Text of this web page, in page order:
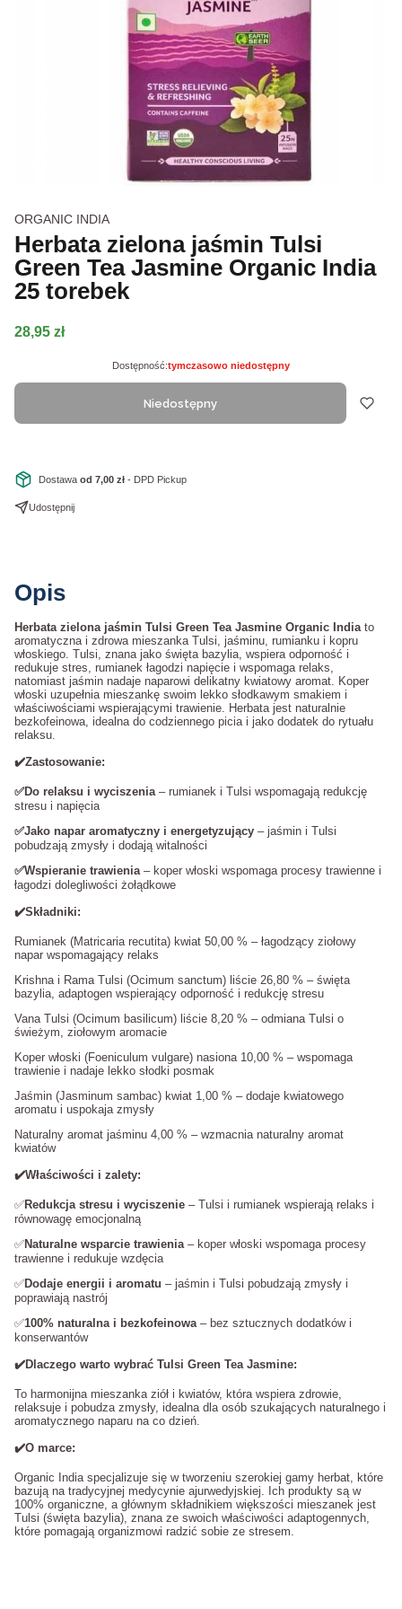
ORGANIC INDIA
Herbata zielona jaśmin Tulsi
Green Tea Jasmine Organic India
25 torebek
Cena
28,95 zł
Dostępność:tymczasowo niedostępny
Niedostępny
Dostawa od 7,00 zł - DPD Pickup
Udostępnij
Opis
Herbata zielona jaśmin Tulsi Green Tea Jasmine Organic Indiato
aromatyczna i zdrowa mieszanka Tulsi, jaśminu, rumianku i kopru
włoskiego. Tulsi, znana jako święta bazylia, wspiera odporność i
redukuje stres, rumianek łagodzi napięcie i wspomaga relaks,
natomiast jaśmin nadaje naparowi delikatny kwiatowy aromat. Koper
włoski uzupełnia mieszankę swoim lekko słodkawym smakiem i
właściwościami wspierającymi trawienie. Herbata jest naturalnie
bezkofeinowa, idealna do codziennego picia i jako dodatek do rytuału
relaksu.
✔️Zastosowanie:
✅Do relaksu i wyciszenia– rumianek i Tulsi wspomagają redukcję
stresu i napięcia
✅Jako napar aromatyczny i energetyzujący – jaśmin i Tulsi
pobudzają zmysły i dodają witalności
✅Wspieranie trawienia– koper włoski wspomaga procesy trawienne i
łagodzi dolegliwości żołądkowe
✔️Składniki:
Rumianek (Matricaria recutita) kwiat 50,00 % – łagodzący ziołowy
napar wspomagający relaks
Krishna i Rama Tulsi (Ocimum sanctum) liście 26,80 % – święta
bazylia, adaptogen wspierający odporność i redukcję stresu
Vana Tulsi (Ocimum basilicum) liście 8,20 % – odmiana Tulsi o
świeżym, ziołowym aromacie
Koper włoski (Foeniculum vulgare) nasiona 10,00 % – wspomaga
trawienie i nadaje lekko słodki posmak
Jaśmin (Jasminum sambac) kwiat 1,00 % – dodaje kwiatowego
aromatu i uspokaja zmysły
Naturalny aromat jaśminu 4,00 % – wzmacnia naturalny aromat
kwiatów
✔️Właściwości i zalety:
✅Redukcja stresu i wyciszenie – Tulsi i rumianek wspierają relaks i
równowagę emocjonalną
✅Naturalne wsparcie trawienia– koper włoski wspomaga procesy
trawienne i redukuje wzdęcia
✅Dodaje energii i aromatu – jaśmin i Tulsi pobudzają zmysły i
poprawiają nastrój
✅100% naturalna i bezkofeinowa– bez sztucznych dodatków i
konserwantów
✔️Dlaczego warto wybrać Tulsi Green Tea Jasmine:
To harmonijna mieszanka ziół i kwiatów, która wspiera zdrowie,
relaksuje i pobudza zmysły, idealna dla osób szukających naturalnego i
aromatycznego naparu na co dzień.
✔️O marce:
Organic India specjalizuje się w tworzeniu szerokiej gamy herbat, które
bazują na tradycyjnej medycynie ajurwedyjskiej. Ich produkty są w
100% organiczne, a głównym składnikiem większości mieszanek jest
Tulsi (święta bazylia), znana ze swoich właściwości adaptogennych,
które pomagają organizmowi radzić sobie ze stresem.